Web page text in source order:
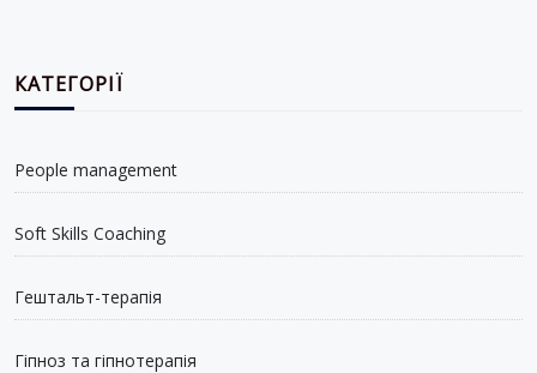
КАТЕГОРІЇ
People management
Soft Skills Coaching
Гештальт-терапія
Гіпноз та гіпнотерапія